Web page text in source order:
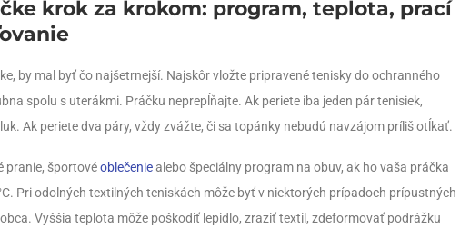
krok za krokom: program, teplota, prací
by mal byť čo najšetrnejší. Najskôr vložte pripravené tenisky do ochranného
spolu s uterákmi. Práčku neprepĺňajte. Ak periete iba jeden pár tenisiek,
Ak periete dva páry, vždy zvážte, či sa topánky nebudú navzájom príliš otĺkať.
pranie, športovéoblečeniealebo špeciálny program na obuv, ak ho vaša práčka
Pri odolných textilných teniskách môže byť v niektorých prípadoch prípustných
Vyššia teplota môže poškodiť lepidlo, zraziť textil, zdeformovať podrážku